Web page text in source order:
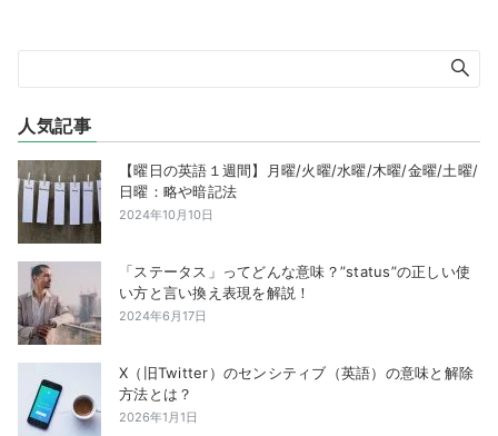
人気記事
【曜日の英語１週間】月曜/火曜/水曜/木曜/金曜/土曜/
日曜：略や暗記法
2024年10月10日
「ステータス」ってどんな意味？”status”の正しい使
い方と言い換え表現を解説！
2024年6月17日
X（旧Twitter）のセンシティブ（英語）の意味と解除
方法とは？
2026年1月1日